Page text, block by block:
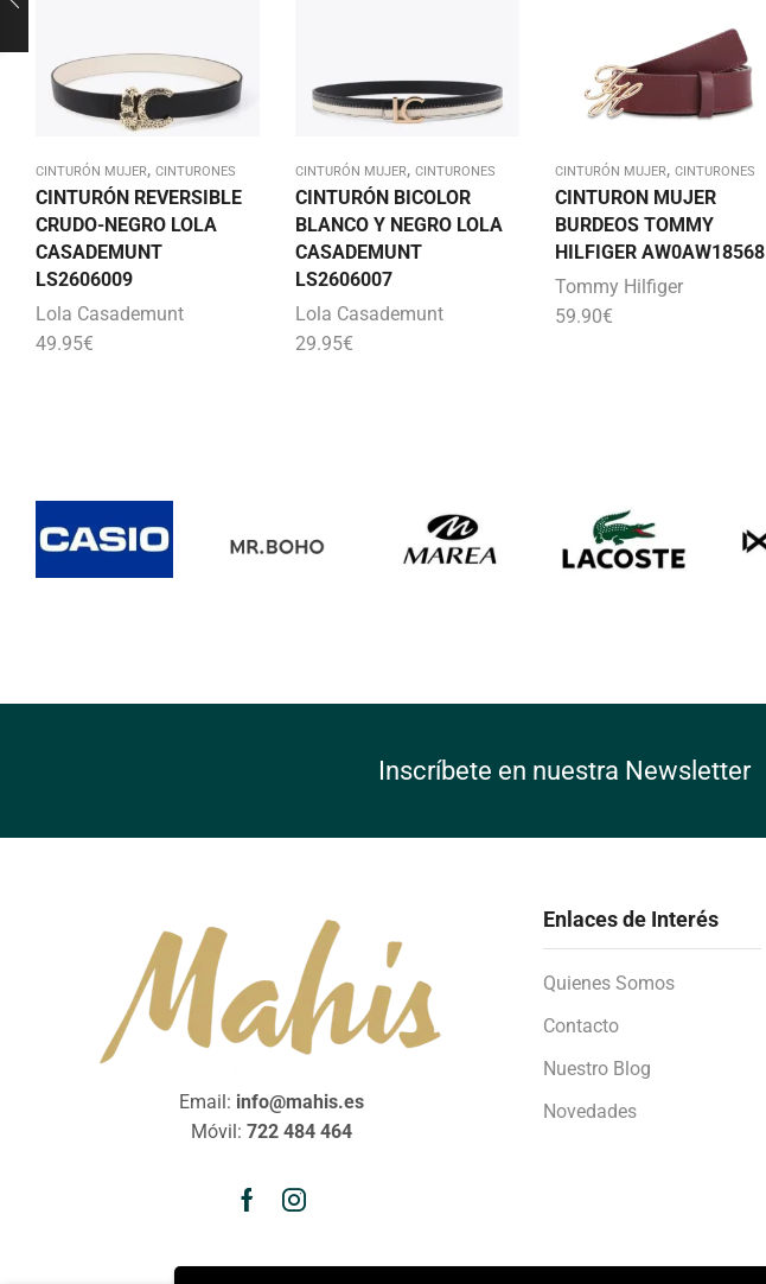
CINTURÓN MUJER, CINTURONES
CINTURÓN REVERSIBLE
CRUDO-NEGRO LOLA
CASADEMUNT
LS2606009
Lola Casademunt
49.95€
CINTURÓN MUJER, CINTURONES
CINTURÓN BICOLOR
BLANCO Y NEGRO LOLA
CASADEMUNT
LS2606007
Lola Casademunt
29.95€
CINTURÓN MUJER, CINTURONES
CINTURON MUJER
BURDEOS TOMMY
HILFIGER AW0AW18568
Tommy Hilfiger
59.90€
Inscríbete en nuestra Newsletter
Email: info@mahis.es
Móvil: 722 484 464
Enlaces de Interés
Quienes Somos
Contacto
Nuestro Blog
Novedades